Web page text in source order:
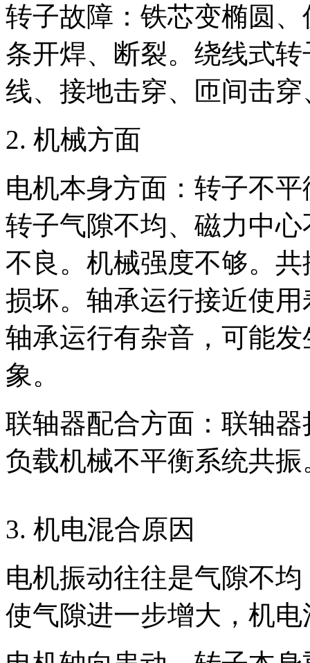
转子故障：铁芯变椭圆
条开焊、断裂。绕线式
线、接地击穿、匝间击
2. 机械方面
电机本身方面：转子不
转子气隙不均、磁力中
不良。机械强度不够。
损坏。轴承运行接近使
轴承运行有杂音，可能
象。
联轴器配合方面：联轴
负载机械不平衡系统共振
3. 机电混合原因
电机振动往往是气隙不
使气隙进一步增大，机